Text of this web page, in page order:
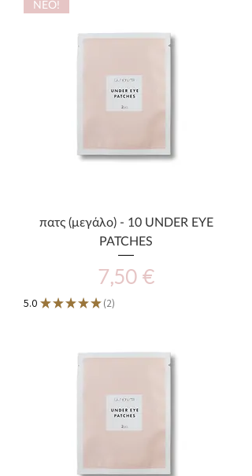
ΝΕΟ!
πατς (μεγάλο) - 10 UNDER EYE
PATCHES
Τιμή
7,50 €
5.0 ★★★★★ 2
2